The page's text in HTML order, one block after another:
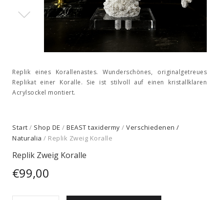
Replik eines Korallenastes. Wunderschönes, originalgetreues
Replikat einer Koralle. Sie ist stilvoll auf einen kristallklaren
Acrylsockel montiert.
Start / Shop DE / BEAST taxidermy / Verschiedenen /
Naturalia / Replik Zweig Koralle
Replik Zweig Koralle
€99,00